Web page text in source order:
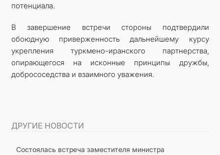
потенциала.
В завершение встречи стороны подтвердили
обоюдную приверженность дальнейшему курсу
укрепления туркмено-иранского партнерства,
опирающегося на исконные принципы дружбы,
добрососедства и взаимного уважения.
ДРУГИЕ НОВОСТИ
Состоялась встреча заместителя министра